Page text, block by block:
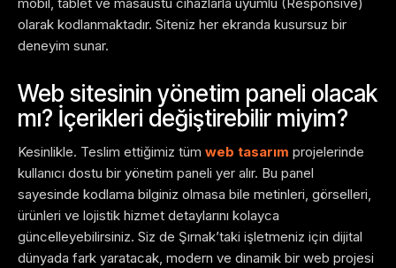
olarak kodlanmaktadır. Siteniz her ekranda kusursuz bir
deneyim sunar.
Web sitesinin yönetim paneli olacak
mı? İçerikleri değiştirebilir miyim?
Kesinlikle. Teslim ettiğimiz tüm web tasarım projelerinde
kullanıcı dostu bir yönetim paneli yer alır. Bu panel
sayesinde kodlama bilginiz olmasa bile metinleri, görselleri,
ürünleri ve lojistik hizmet detaylarını kolayca
güncelleyebilirsiniz. Siz de Şırnak’taki işletmeniz için dijital
dünyada fark yaratacak, modern ve dinamik bir web projesi